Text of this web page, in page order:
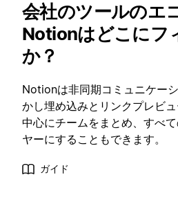
会社のツールのエ
Notionはどこにフ
か？
Notionは非同期コミュニケー
かし埋め込みとリンクプレビ
中心にチームをまとめ、すべ
ヤーにすることもできます。
ガイド